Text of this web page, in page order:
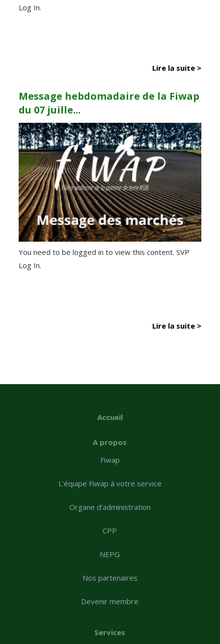
Log In.
Lire la suite >
Message hebdomadaire de la Fiwap
du 07 juille...
You need to be logged in to view this content. SVP
Log In.
Lire la suite >
Accueil
A propos
Fiwap
L’équipe Fiwap à votre service
Organe d’administration
CPP
NEPG
Nos partenaires
Devenir membre
Services